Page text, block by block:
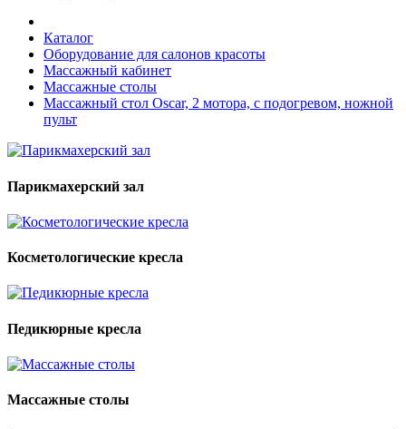
Каталог
Оборудование для салонов красоты
Массажный кабинет
Массажные столы
Массажный стол Oscar, 2 мотора, с подогревом, ножной
пульт
Парикмахерский зал
Косметологические кресла
Педикюрные кресла
Массажные столы